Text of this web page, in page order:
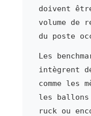
doivent
volume de
du poste
Les
intègrent
comme les
les ballons
ruck ou